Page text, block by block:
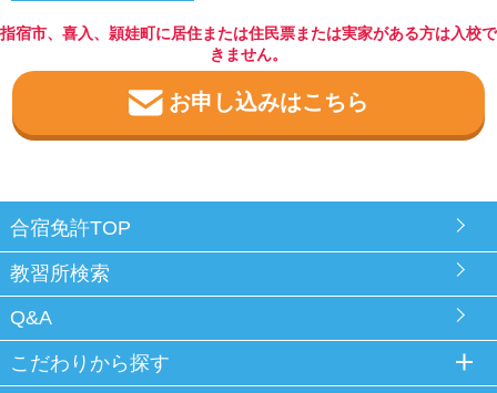
指宿市、喜入、頴娃町に居住または住民票または実家がある方は入校で
きません。
お申し込みはこちら
合宿免許TOP
教習所検索
Q&A
こだわりから探す